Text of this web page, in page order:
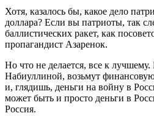
Хотя, казалось бы, какое дело
доллара? Если вы патриоты, так
баллистических ракет, как
пропагандист Азаренок.
Но что не делается, все к
Набиуллиной, возьмут
и, глядишь, деньги на войну в
может быть и просто деньги в
Россия.